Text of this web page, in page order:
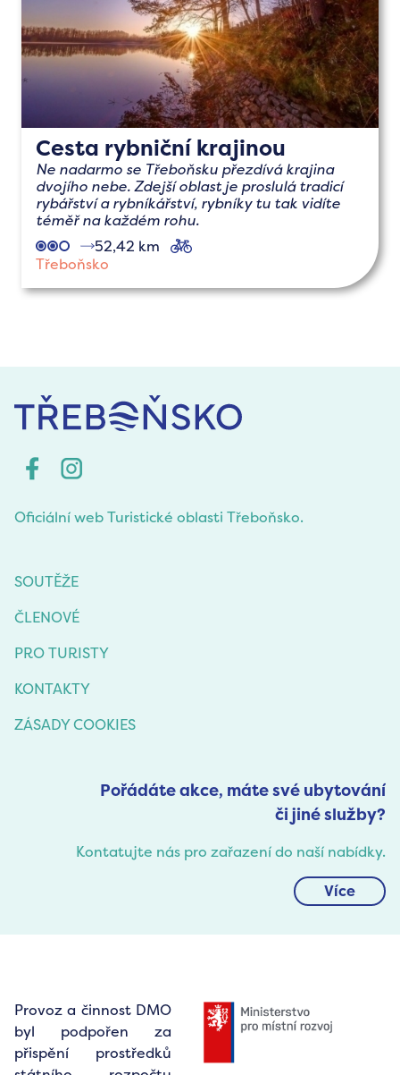
Cesta rybniční krajinou
Ne nadarmo se Třeboňsku přezdívá krajina
dvojího nebe. Zdejší oblast je proslulá tradicí
rybářství a rybníkářství, rybníky tu tak vidíte
téměř na každém rohu.
52,42 km
Třeboňsko
Oficiální web Turistické oblasti Třeboňsko.
SOUTĚŽE
ČLENOVÉ
PRO TURISTY
KONTAKTY
ZÁSADY COOKIES
Pořádáte akce, máte své ubytování
či jiné služby?
Kontatujte nás pro zařazení do naší nabídky.
Více
Provoz a činnost DMO
byl podpořen za
přispění prostředků